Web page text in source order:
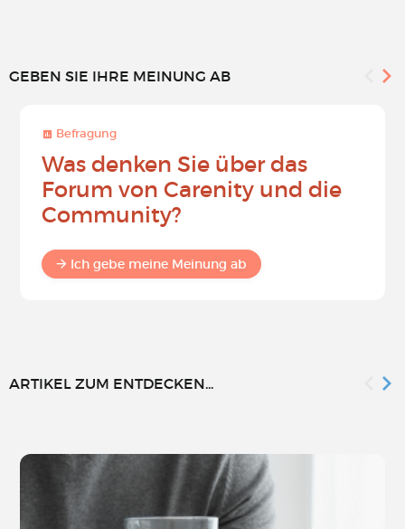
GEBEN SIE IHRE MEINUNG AB
Befragung
Was denken Sie über das
Forum von Carenity und die
Community?
Ich gebe meine Meinung ab
ARTIKEL ZUM ENTDECKEN...